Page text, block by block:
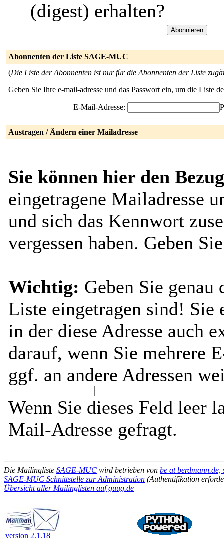
(digest) erhalten?
Abonnenten der Liste SAGE-MUC
(Die Liste der Abonnenten ist nur für die Abonnenten der Liste
Geben Sie Ihre e-mail-adresse und das Passwort ein, um die Liste
E-Mail-Adresse:
Austragen / Ändern einer Mailadresse
Sie können hier den
eingetragene Mailadresse
und sich das Kennwort
vergessen haben. Geben
Wichtig: Geben Sie
Liste eingetragen sind!
in der diese Adresse auch
darauf, wenn Sie mehrere
ggf. an andere Adressen
Wenn Sie dieses Feld leer
Mail-Adresse gefragt.
Die Mailingliste SAGE-MUC wird betrieben von be at
SAGE-MUC Schnittstelle zur Administration (Authentifikation
Übersicht aller Mailinglisten auf guug.de
version 2.1.18